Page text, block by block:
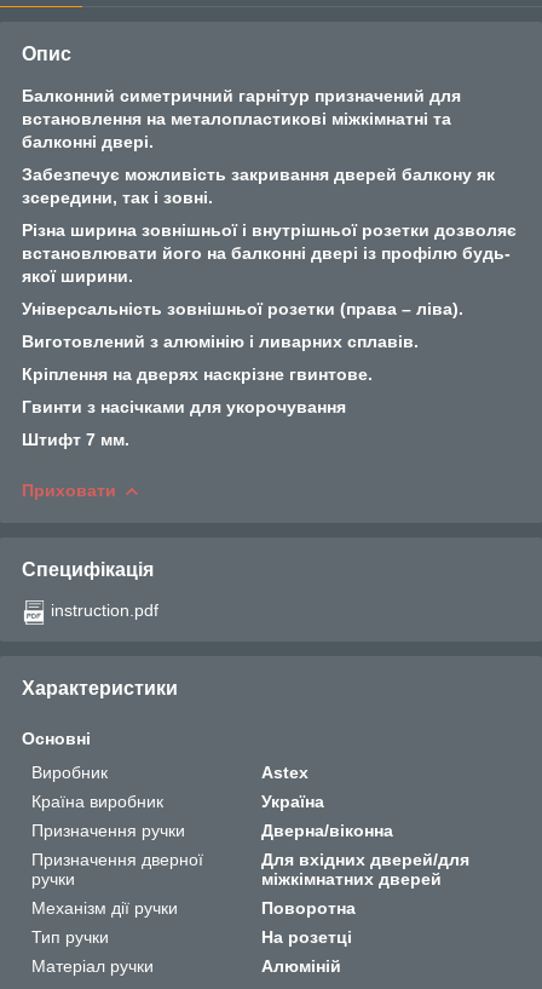
Опис
Балконний симетричний гарнітур призначений для
встановлення на металопластикові міжкімнатні та
балконні двері.
Забезпечує можливість закривання дверей балкону як
зсередини, так і зовні.
Різна ширина зовнішньої і внутрішньої розетки дозволяє
встановлювати його на балконні двері із профілю будь-
якої ширини.
Універсальність зовнішньої розетки (права – ліва).
Виготовлений з алюмінію і ливарних сплавів.
Кріплення на дверях наскрізне гвинтове.
Гвинти з насічками для укорочування
Штифт 7 мм.
Приховати
Специфікація
instruction.pdf
Характеристики
Основні
Виробник
Astex
Країна виробник
Україна
Призначення ручки
Дверна/віконна
Призначення дверної
ручки
Для вхідних дверей/для
міжкімнатних дверей
Механізм дії ручки
Поворотна
Тип ручки
На розетці
Матеріал ручки
Алюміній